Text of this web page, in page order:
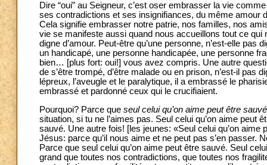
Dire “oui” au Seigneur, c’est oser embrasser la vie
ses contradictions et ses insignifiances, du même amour
Cela signifie embrasser notre patrie, nos familles, nos
vie se manifeste aussi quand nous accueillons tout ce qui
digne d’amour. Peut-être qu’une personne, n’est-elle pas
un handicapé, une personne handicapée, une personne
bien… [plus fort: oui!] vous avez compris. Une autre
de s’être trompé, d’être malade ou en prison, n’est-il pas
lépreux, l’aveugle et le paralytique, il a embrassé le
embrassé et pardonné ceux qui le crucifiaient.
Pourquoi? Parce que seul celui qu’on aime peut être sauvé
situation, si tu ne l’aimes pas. Seul celui qu’on aime peut
sauvé. Une autre fois! [les jeunes: «Seul celui qu’on
Jésus: parce qu’il nous aime et ne peut pas s’en passer.
Parce que seul celui qu’on aime peut être sauvé. Seul
grand que toutes nos contradictions, que toutes nos